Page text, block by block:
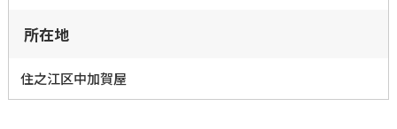
所在地
住之江区中加賀屋